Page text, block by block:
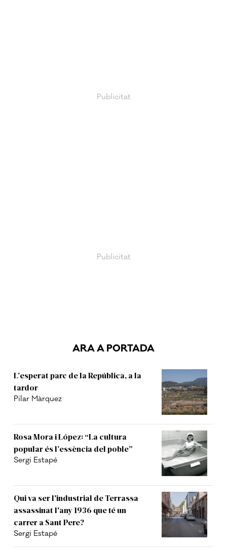
ARA A PORTADA
L’esperat parc de la República, a la
tardor
Pilar Màrquez
Rosa Mora i López: “La cultura
popular és l’essència del poble”
Sergi Estapé
Qui va ser l'industrial de Terrassa
assassinat l'any 1936 que té un
carrer a Sant Pere?
Sergi Estapé